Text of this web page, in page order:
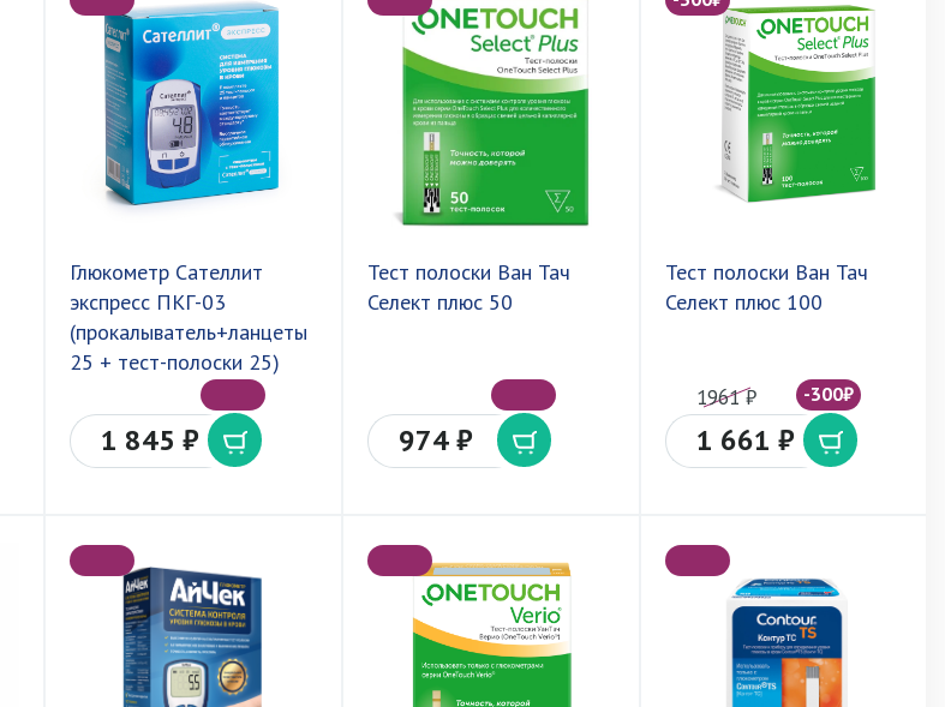
Глюкометр Сателлит
экспресс ПКГ-03
(прокалыватель+ланцеты
25 + тест-полоски 25)
1 845 ₽
Тест полоски Ван Тач
Селект плюс 50
974 ₽
Тест полоски Ван Тач
Селект плюс 100
-300₽
1961 ₽
1 661 ₽